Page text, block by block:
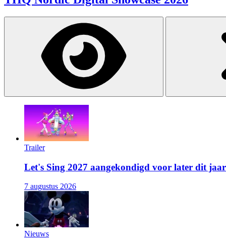
Trailer
Let's Sing 2027 aangekondigd voor later dit jaar
7 augustus 2026
Nieuws